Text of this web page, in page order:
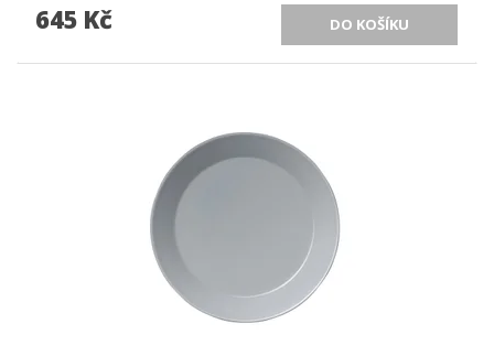
645 Kč